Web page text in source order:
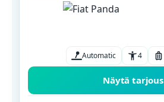
Automatic 4
Näytä tarjous